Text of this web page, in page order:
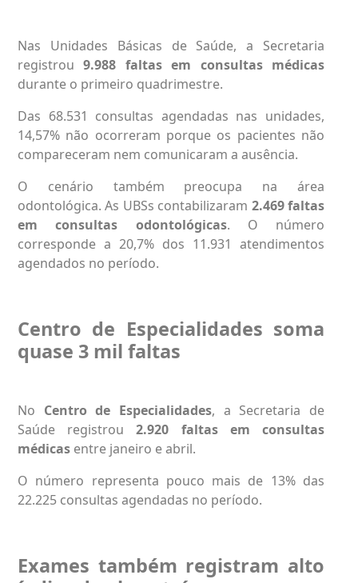
Nas Unidades Básicas de Saúde, a Secretaria
registrou9.988 faltas em consultas médicas
durante o primeiro quadrimestre.
Das 68.531 consultas agendadas nas unidades,
14,57% não ocorreram porque os pacientes não
compareceram nem comunicaram a ausência.
O cenário também preocupa na área
odontológica. As UBSs contabilizaram 2.469 faltas
em consultas odontológicas. O número
corresponde a 20,7% dos 11.931 atendimentos
agendados no período.
Centro de Especialidades soma
quase 3 mil faltas
No Centro de Especialidades, a Secretaria de
Saúde registrou2.920 faltas em consultas
médicas entre janeiro e abril.
O número representa pouco mais de 13% das
22.225 consultas agendadas no período.
Exames também registram alto